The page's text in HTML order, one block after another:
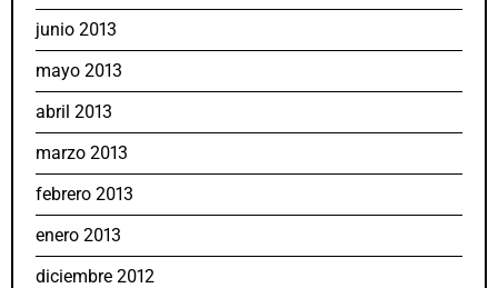
junio 2013
mayo 2013
abril 2013
marzo 2013
febrero 2013
enero 2013
diciembre 2012